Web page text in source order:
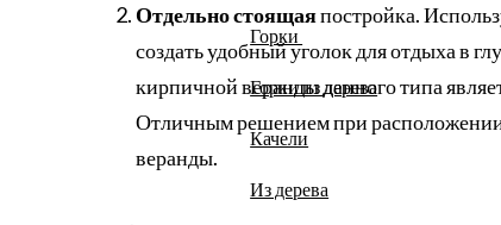
Горки
Горки из дерева
Качели
Из дерева
Отдельно стоящаяпостройка.
создать удобный уголок для отдыха в
кирпичной веранды данного типа
Отличным решением при расположении
веранды.